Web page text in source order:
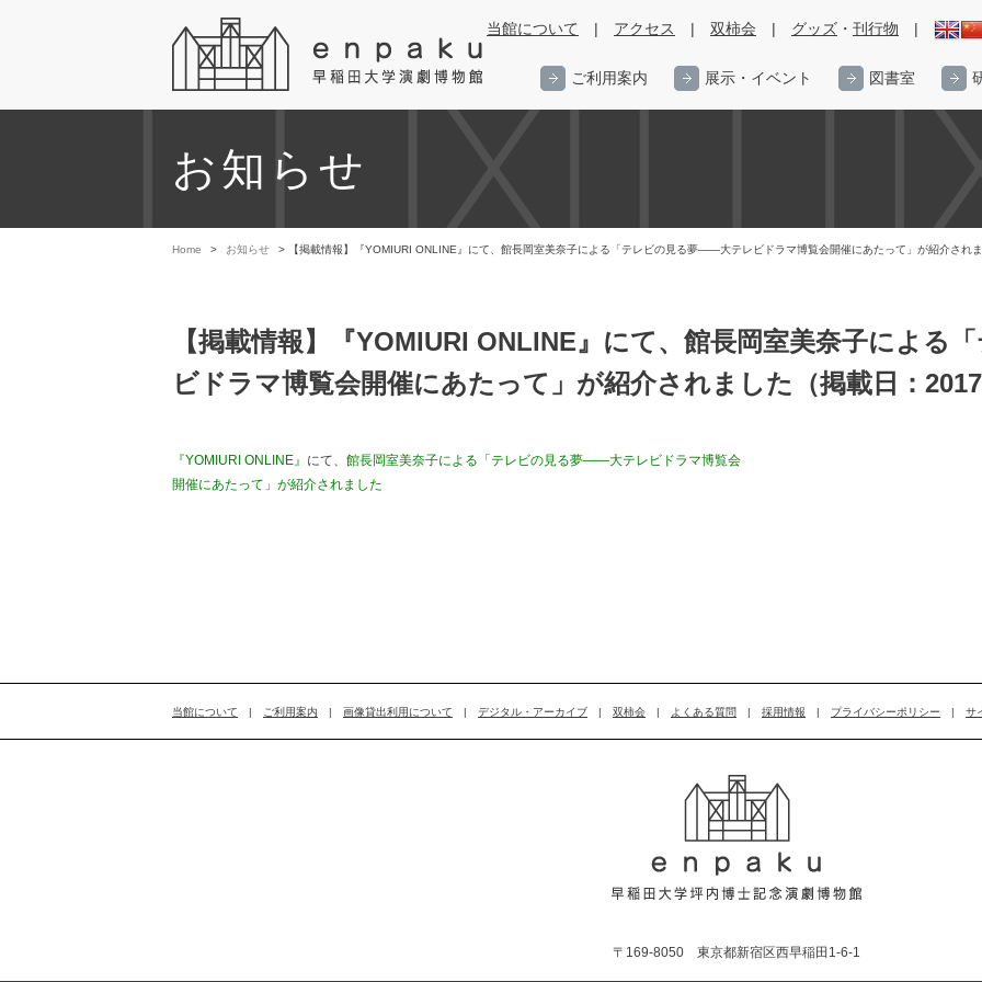
当館について | アクセス | 双柿会 | グッズ ・ 刊行物 |
ご利用案内 展示・イベント 図書室
お知らせ
Home > お知らせ > 【掲載情報】『YOMIURI ONLINE』にて、館長岡室美奈子による「テレビの見る夢――大テレビドラマ博覧会開催にあたって」が紹介され
【掲載情報】『YOMIURI ONLINE』にて、館長岡室美奈子によ
ビドラマ博覧会開催にあたって」が紹介されました（掲載日：2017
『YOMIURI ONLINE』 にて、 館長岡室美奈子による「テレビの見る夢――大テレビドラマ博覧会
開催にあたって」が紹介されました
当館について | ご利用案内 | 画像貸出利用について | デジタル・アーカイブ | 双柿会 | よくある質問 | 採用情報 | プライバシーポリシー | サ
〒169-8050 東京都新宿区西早稲田1-6-1